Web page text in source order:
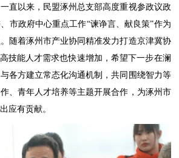
直以来，民盟涿州总支部高度重视参政议政
市政府中心重点工作“谏诤言、献良策”作为
随着涿州市产业协同精准发力打造京津冀协
技能人才需求也快速增加，希望下一步在澜
各方建立常态化沟通机制，共同围绕智力等
、青年人才培养等主题开展合作，为涿州市
应有贡献。